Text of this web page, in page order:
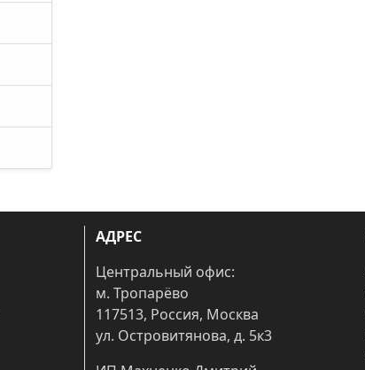
АДРЕС
Центральный офис:
м. Тропарёво
117513, Россия, Москва
ул. Островитянова, д. 5к3